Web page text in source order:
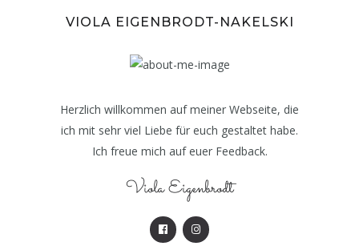
VIOLA EIGENBRODT-NAKELSKI
Herzlich willkommen auf meiner Webseite, die
ich mit sehr viel Liebe für euch gestaltet habe.
Ich freue mich auf euer Feedback.
Viola Eigenbrodt